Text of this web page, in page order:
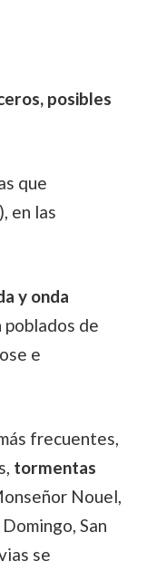
posibles
que
en las
y onda
de
e
frecuentes,
tormentas
Nouel,
San
se